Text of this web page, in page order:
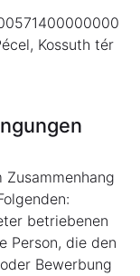
Kossuth tér
betriebenen
Person, die den
Bewerbung